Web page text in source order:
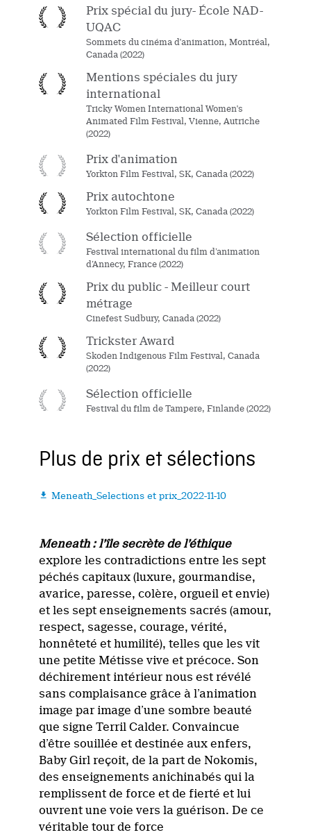
Prix spécial du jury- École NAD-
UQAC
Sommets du cinéma d'animation, Montréal,
Canada (2022)
Mentions spéciales du jury
international
Tricky Women International Women's
Animated Film Festival, Vienne, Autriche
(2022)
Prix d'animation
Yorkton Film Festival, SK, Canada (2022)
Prix ​​autochtone
Yorkton Film Festival, SK, Canada (2022)
Sélection officielle
Festival international du film d’animation
d’Annecy, France (2022)
Prix du public - Meilleur court
métrage
Cinefest Sudbury, Canada (2022)
Trickster Award
Skoden Indigenous Film Festival, Canada
(2022)
Sélection officielle
Festival du film de Tampere, Finlande (2022)
Plus de prix et sélections
 Meneath_Selections et prix_2022-11-10
Meneath : l’île secrète de l’éthique
explore les contradictions entre les sept
péchés capitaux (luxure, gourmandise,
avarice, paresse, colère, orgueil et envie)
et les sept enseignements sacrés (amour,
respect, sagesse, courage, vérité,
honnêteté et humilité), telles que les vit
une petite Métisse vive et précoce. Son
déchirement intérieur nous est révélé
sans complaisance grâce à l’animation
image par image d’une sombre beauté
que signe Terril Calder. Convaincue
d’être souillée et destinée aux enfers,
Baby Girl reçoit, de la part de Nokomis,
des enseignements anichinabés qui la
remplissent de force et de fierté et lui
ouvrent une voie vers la guérison. De ce
véritable tour de force